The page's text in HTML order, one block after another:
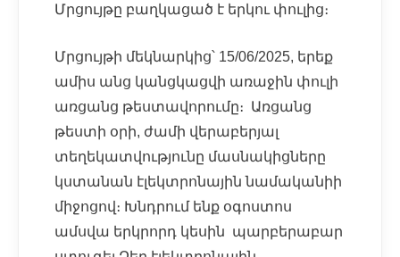
Մրցույթը բաղկացած է երկու փուլից։
Մրցույթի մեկնարկից՝ 15/06/2025, երեք
ամիս անց կանցկացվի առաջին փուլի
առցանց թեստավորումը։ Առցանց
թեստի օրի, ժամի վերաբերյալ
տեղեկատվությունը մասնակիցները
կստանան էլեկտրոնային նամականիի
միջոցով։ Խնդրում ենք օգոստոս
ամսվա երկրորդ կեսին պարբերաբար